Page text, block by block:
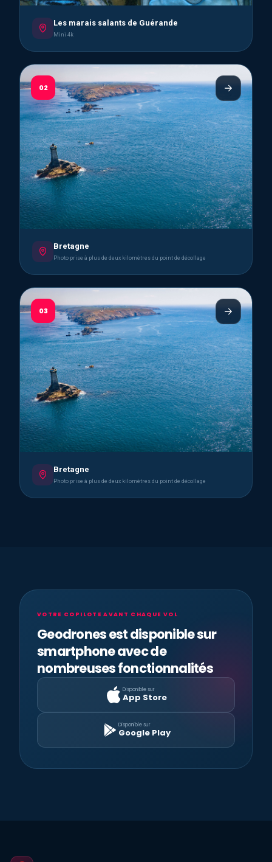
Les marais salants de Guérande
Mini 4k
02
Bretagne
Photo prise à plus de deux kilomètres du point de décollage
03
Bretagne
Photo prise à plus de deux kilomètres du point de décollage
VOTRE COPILOTE AVANT CHAQUE VOL
Geodrones est disponible sur
smartphone avec de
nombreuses fonctionnalités
Disponible sur
App Store
Disponible sur
Google Play